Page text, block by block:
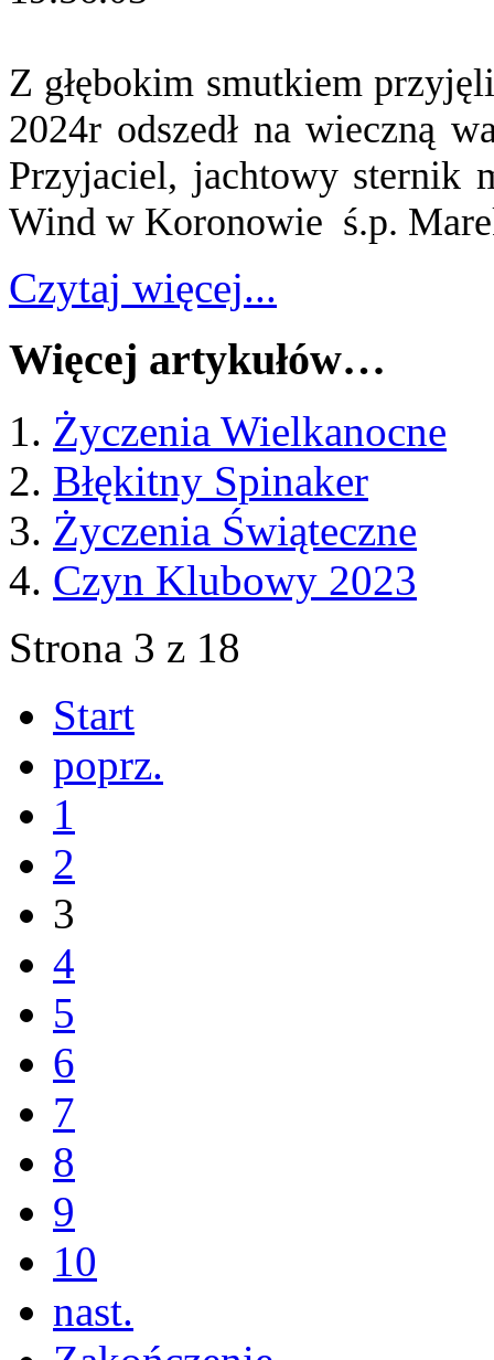
Z głębokim smutkiem
2024r odszedł na wieczną
Przyjaciel, jachtowy sternik
Wind w Koronowie ś.p.
Czytaj więcej...
Więcej artykułów…
Życzenia Wielkanocne
Błękitny Spinaker
Życzenia Świąteczne
Czyn Klubowy 2023
Strona 3 z 18
Start
poprz.
1
2
3
4
5
6
7
8
9
10
nast.